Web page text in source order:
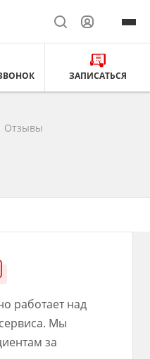
ЗАПИСАТЬСЯ
Отзывы
работает над
Мы
за